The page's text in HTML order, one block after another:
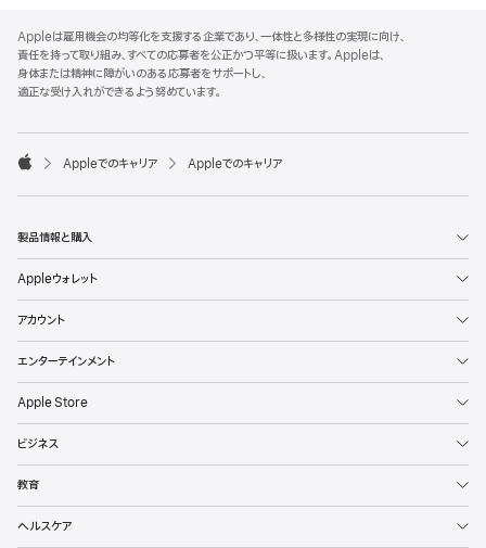
p
p
l
e
o
t
Appleは雇用機会の均等化を支援する企業であり、一体性と多様性の実現に向け、
責任を持って取り組み、すべての応募者を公正かつ平等に扱います。Appleは、
身体または精神に障がいのある応募者をサポートし、
適正な受け入れができるよう努めています。

p
l
Appleでのキャリア Appleでのキャリア
製品情報と購入
Appleウォレット
アカウント
エンターテインメント
Apple Store
ビジネス
教育
ヘルスケア